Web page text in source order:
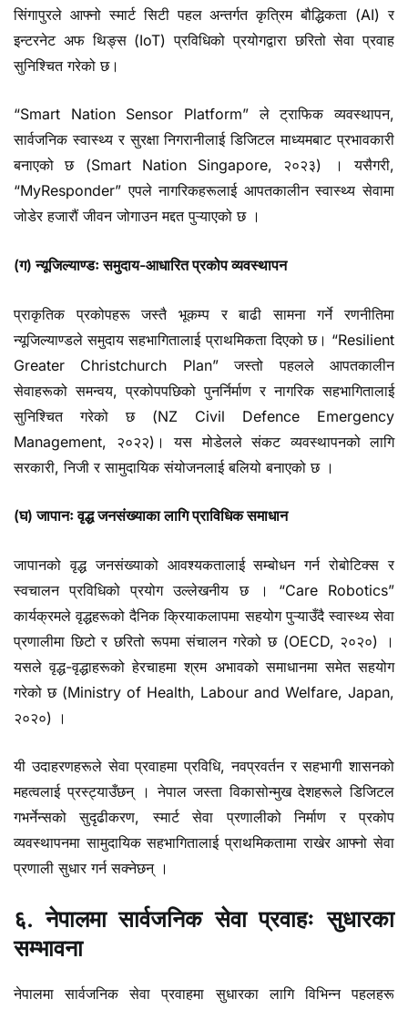
सिंगापुरले आफ्नो स्मार्ट सिटी पहल अन्तर्गत कृत्रिम बौद्धिकता (AI) र
इन्टरनेट अफ थिङ्स (IoT) प्रविधिको प्रयोगद्वारा छरितो सेवा प्रवाह
सुनिश्चित गरेको छ।
“Smart Nation Sensor Platform” ले ट्राफिक व्यवस्थापन,
सार्वजनिक स्वास्थ्य र सुरक्षा निगरानीलाई डिजिटल माध्यमबाट प्रभावकारी
बनाएको छ (Smart Nation Singapore, २०२३) । यसैगरी,
“MyResponder” एपले नागरिकहरूलाई आपतकालीन स्वास्थ्य सेवामा
जोडेर हजारौं जीवन जोगाउन मद्दत पुऱ्याएको छ ।
(ग) न्यूजिल्याण्डः समुदाय-आधारित प्रकोप व्यवस्थापन
प्राकृतिक प्रकोपहरू जस्तै भूकम्प र बाढी सामना गर्ने रणनीतिमा
न्यूजिल्याण्डले समुदाय सहभागितालाई प्राथमिकता दिएको छ। “Resilient
Greater Christchurch Plan” जस्तो पहलले आपतकालीन
सेवाहरूको समन्वय, प्रकोपपछिको पुनर्निर्माण र नागरिक सहभागितालाई
सुनिश्चित गरेको छ (NZ Civil Defence Emergency
Management, २०२२)। यस मोडेलले संकट व्यवस्थापनको लागि
सरकारी, निजी र सामुदायिक संयोजनलाई बलियो बनाएको छ ।
(घ) जापानः वृद्ध जनसंख्याका लागि प्राविधिक समाधान
जापानको वृद्ध जनसंख्याको आवश्यकतालाई सम्बोधन गर्न रोबोटिक्स र
स्वचालन प्रविधिको प्रयोग उल्लेखनीय छ । “Care Robotics”
कार्यक्रमले वृद्धहरूको दैनिक क्रियाकलापमा सहयोग पुऱ्याउँदै स्वास्थ्य सेवा
प्रणालीमा छिटो र छरितो रूपमा संचालन गरेको छ (OECD, २०२०) ।
यसले वृद्ध-वृद्धाहरूको हेरचाहमा श्रम अभावको समाधानमा समेत सहयोग
गरेको छ (Ministry of Health, Labour and Welfare, Japan,
२०२०) ।
यी उदाहरणहरूले सेवा प्रवाहमा प्रविधि, नवप्रवर्तन र सहभागी शासनको
महत्वलाई प्रस्ट्याउँछन् । नेपाल जस्ता विकासोन्मुख देशहरूले डिजिटल
गभर्नेन्सको सुदृढीकरण, स्मार्ट सेवा प्रणालीको निर्माण र प्रकोप
व्यवस्थापनमा सामुदायिक सहभागितालाई प्राथमिकतामा राखेर आफ्नो सेवा
प्रणाली सुधार गर्न सक्नेछन् ।
६. नेपालमा सार्वजनिक सेवा प्रवाहः सुधारका
सम्भावना
नेपालमा सार्वजनिक सेवा प्रवाहमा सुधारका लागि विभिन्न पहलहरू